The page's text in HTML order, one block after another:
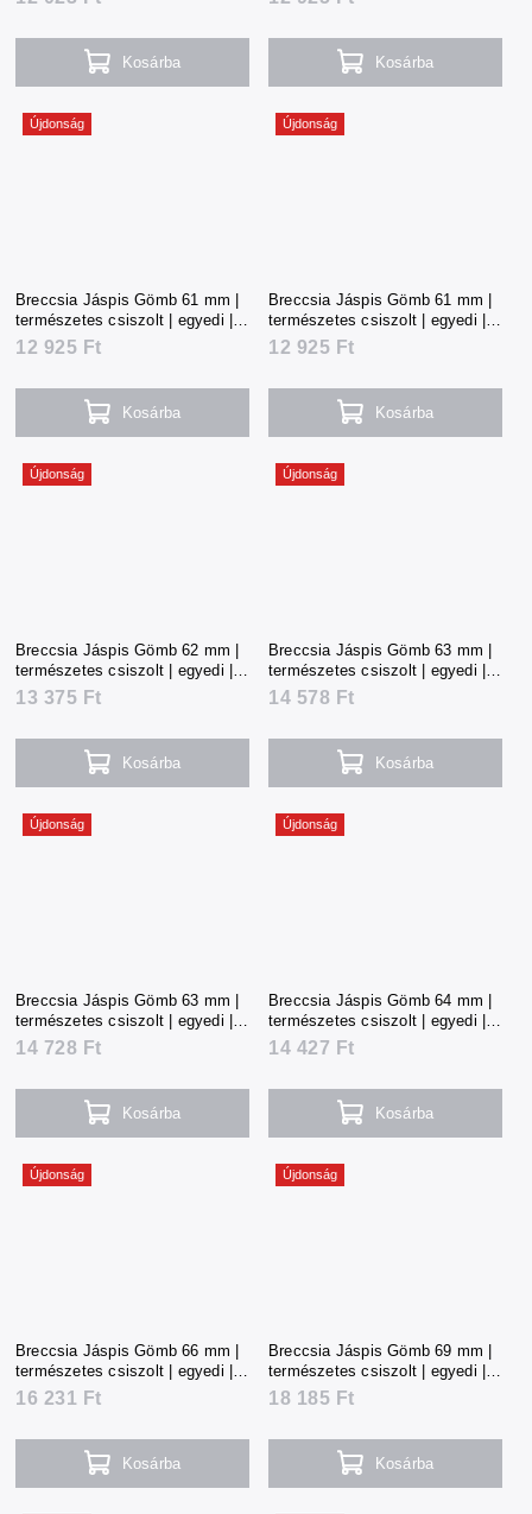
Kosárba Kosárba
Újdonság
Breccsia Jáspis Gömb 61 mm |
természetes csiszolt | egyedi |
284 g | Kína
12 925 Ft
Kosárba
Újdonság
Breccsia Jáspis Gömb 61 mm |
természetes csiszolt | egyedi |
286 g | Kína
12 925 Ft
Kosárba
Újdonság
Breccsia Jáspis Gömb 62 mm |
természetes csiszolt | egyedi |
295 g | Kína
13 375 Ft
Kosárba
Újdonság
Breccsia Jáspis Gömb 63 mm |
természetes csiszolt | egyedi |
321 g | Kína
14 578 Ft
Kosárba
Újdonság
Breccsia Jáspis Gömb 63 mm |
természetes csiszolt | egyedi |
325 g | Kína
14 728 Ft
Kosárba
Újdonság
Breccsia Jáspis Gömb 64 mm |
természetes csiszolt | egyedi |
319 g | Kína
14 427 Ft
Kosárba
Újdonság
Breccsia Jáspis Gömb 66 mm |
természetes csiszolt | egyedi |
357 g | Kína
16 231 Ft
Kosárba
Újdonság
Breccsia Jáspis Gömb 69 mm |
természetes csiszolt | egyedi |
401 g | Kína
18 185 Ft
Kosárba